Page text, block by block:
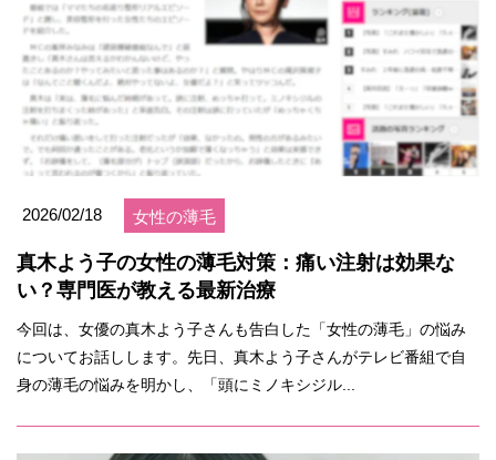
2026/02/18 女性の薄毛
真木よう子の女性の薄毛対策：痛い注射は効果な
い？専門医が教える最新治療
今回は、女優の真木よう子さんも告白した「女性の薄毛」の悩み
についてお話しします。先日、真木よう子さんがテレビ番組で自
身の薄毛の悩みを明かし、「頭にミノキシジル...